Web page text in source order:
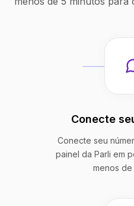
Conecte
Conecte seu
painel da Parli em
menos de